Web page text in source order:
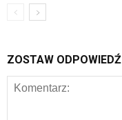
ZOSTAW ODPOWIEDŹ